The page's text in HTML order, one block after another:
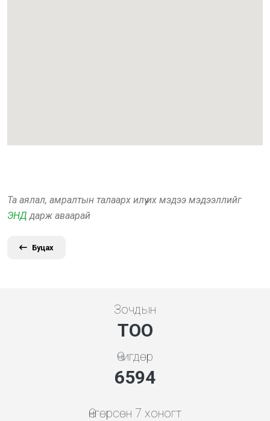
Та аялал, амралтын талаарх илүү их мэдээ мэдээллийг
ЭНД дарж аваарай
Буцах
Зочдын
ТОО
Өчигдөр
7354
Өнгөрсөн 7 хоногт